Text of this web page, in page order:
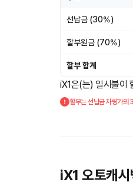
선납금 (30%)
할부원금 (70%)
할부 합계
iX1은(는) 일시불이
할부는 선납금 차량가의
iX1 오토캐